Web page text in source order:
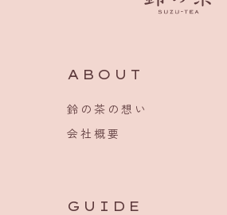
ABOUT
鈴の茶の想い
会社概要
GUIDE